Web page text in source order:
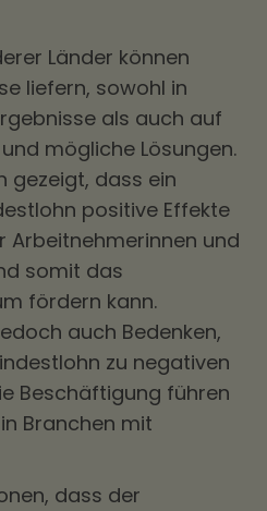
Länder können
liefern, sowohl in
als auch auf
mögliche Lösungen.
gezeigt, dass ein
positive Effekte
Arbeitnehmerinnen und
somit das
fördern kann.
auch Bedenken,
zu negativen
Beschäftigung führen
Branchen mit
dass der